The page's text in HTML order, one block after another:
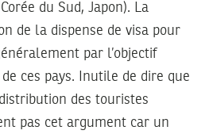
du Sud, Japon). La
de la dispense de visa pour
par l’objectif
ces pays. Inutile de dire que
des touristes
pas cet argument car un